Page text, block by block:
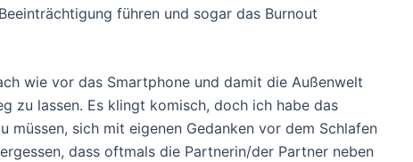
führen und sogar das Burnout
wie vor das Smartphone und damit die Außenwelt
zu lassen. Es klingt komisch, doch ich habe das
müssen, sich mit eigenen Gedanken vor dem Schlafen
dass oftmals die Partnerin/der Partner neben